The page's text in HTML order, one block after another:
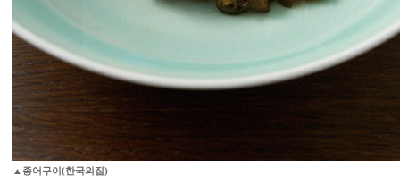
▲종어구이(한국의집)